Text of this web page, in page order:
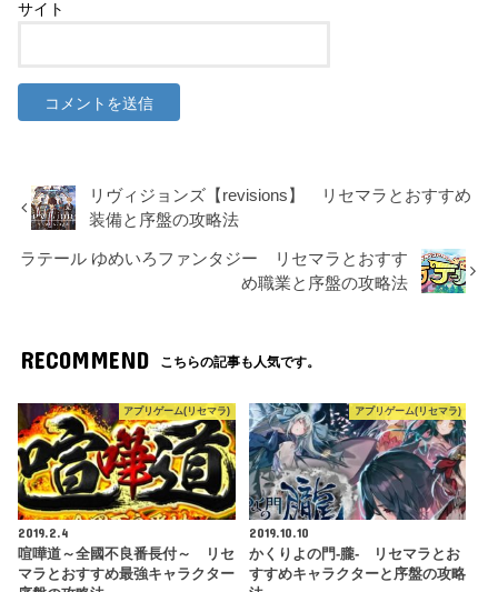
サイト
リヴィジョンズ【revisions】 リセマラとおすすめ
装備と序盤の攻略法
ラテール ゆめいろファンタジー リセマラとおすす
め職業と序盤の攻略法
RECOMMEND こちらの記事も人気です。
アプリゲーム(リセマラ)
2019.2.4
喧嘩道～全國不良番長付～ リセ
マラとおすすめ最強キャラクター
アプリゲーム(リセマラ)
2019.10.10
かくりよの門-朧- リセマラとお
すすめキャラクターと序盤の攻略